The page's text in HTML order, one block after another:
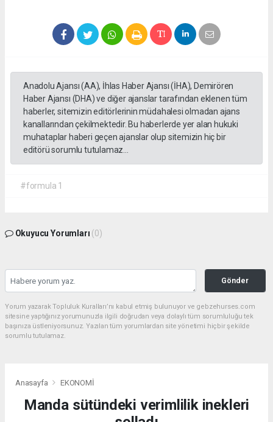
Anadolu Ajansı (AA), İhlas Haber Ajansı (İHA), Demirören
Haber Ajansı (DHA) ve diğer ajanslar tarafından eklenen tüm
haberler, sitemizin editörlerinin müdahalesi olmadan ajans
kanallarından çekilmektedir. Bu haberlerde yer alan hukuki
muhataplar haberi geçen ajanslar olup sitemizin hiç bir
editörü sorumlu tutulamaz...
#formula 1
Okuyucu Yorumları (0)
Gönder
Yorum yazarak Topluluk Kuralları’nı kabul etmiş bulunuyor ve gebzehurses.com
sitesine yaptığınız yorumunuzla ilgili doğrudan veya dolaylı tüm sorumluluğu tek
başınıza üstleniyorsunuz. Yazılan tüm yorumlardan site yönetimi hiçbir şekilde
sorumlu tutulamaz.
Anasayfa EKONOMİ
Manda sütündeki verimlilik inekleri